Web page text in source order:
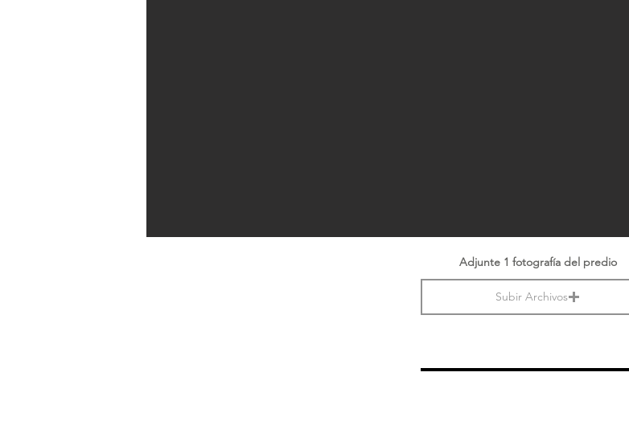
Adjunte 1 fotografía del predio
Subir Archivos